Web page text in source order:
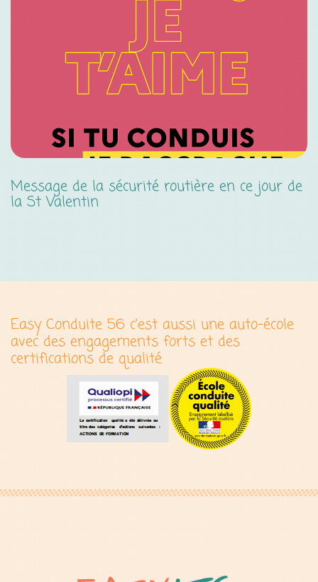
Message de la sécurité routière en ce jour de
la St Valentin
Easy Conduite 56 c'est aussi une auto-école
avec des engagements forts et des
certifications de qualité